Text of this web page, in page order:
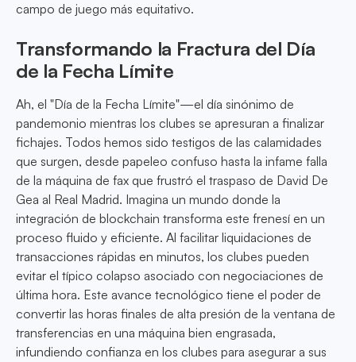
campo de juego más equitativo.
Transformando la Fractura del Día
de la Fecha Límite
Ah, el "Día de la Fecha Límite"—el día sinónimo de
pandemonio mientras los clubes se apresuran a finalizar
fichajes. Todos hemos sido testigos de las calamidades
que surgen, desde papeleo confuso hasta la infame falla
de la máquina de fax que frustró el traspaso de David De
Gea al Real Madrid. Imagina un mundo donde la
integración de blockchain transforma este frenesí en un
proceso fluido y eficiente. Al facilitar liquidaciones de
transacciones rápidas en minutos, los clubes pueden
evitar el típico colapso asociado con negociaciones de
última hora. Este avance tecnológico tiene el poder de
convertir las horas finales de alta presión de la ventana de
transferencias en una máquina bien engrasada,
infundiendo confianza en los clubes para asegurar a sus